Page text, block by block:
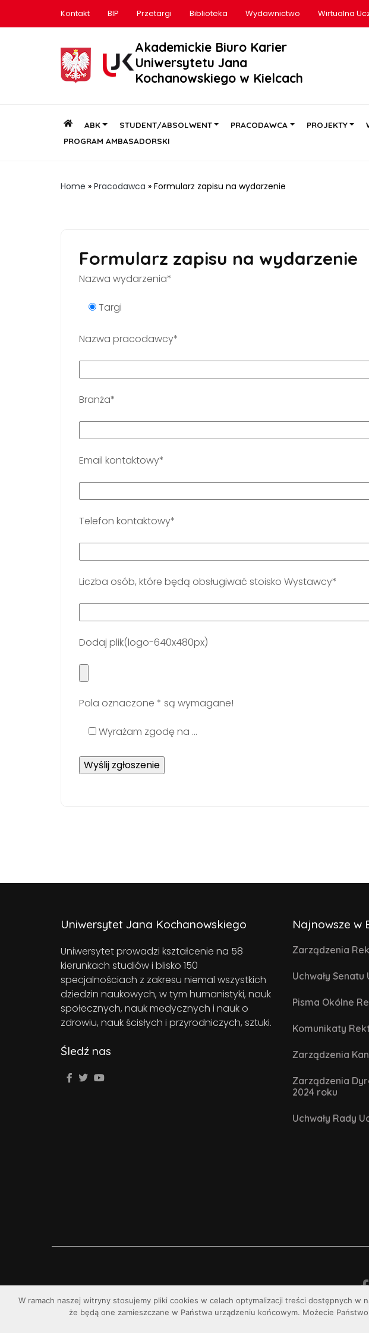
Kontakt BIP Przetargi Biblioteka Wydawnictwo Wirtualna
Akademickie Biuro Karier
Uniwersytetu Jana
Kochanowskiego w Kielcach
ABK STUDENT/ABSOLWENT PRACODAWCA PROJEKTY
PROGRAM AMBASADORSKI
Home » Pracodawca » Formularz zapisu na wydarzenie
Formularz zapisu na wydarzenie
Nazwa wydarzenia*
Targi
Nazwa pracodawcy*
Branża*
Email kontaktowy*
Telefon kontaktowy*
Liczba osób, które będą obsługiwać stoisko Wystawcy*
Dodaj plik(logo-640x480px)
Pola oznaczone * są wymagane!
Wyrażam zgodę na ...
Uniwersytet Jana Kochanowskiego
Uniwersytet prowadzi kształcenie na 58
kierunkach studiów i blisko 150
specjalnościach z zakresu niemal wszystkich
dziedzin naukowych, w tym humanistyki, nauk
społecznych, nauk medycznych i nauk o
zdrowiu, nauk ścisłych i przyrodniczych, sztuki.
Śledź nas
Najnowsze w
Zarządzenia
Uchwały
Pisma Okólne
Komunikaty
Zarządzenia
Zarządzenia
2024 roku
Uchwały Rady
© Uniwersytet
W ramach naszej witryny stosujemy pliki cookies w celach optymalizacji treści dostępnych
że będą one zamieszczane w Państwa urządzeniu końcowym. Możecie